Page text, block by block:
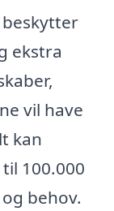
ekstra
vil have
kan
100.000
behov.